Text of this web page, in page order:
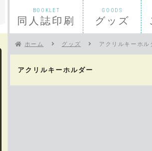
BOOKLET
同人誌印刷
ベーシックセット
GOODS
グッズ
”ためしてリーブル”イラストカード
初めての方へ
アクリルキーホルダー
ホーム グッズ アクリルキーホル